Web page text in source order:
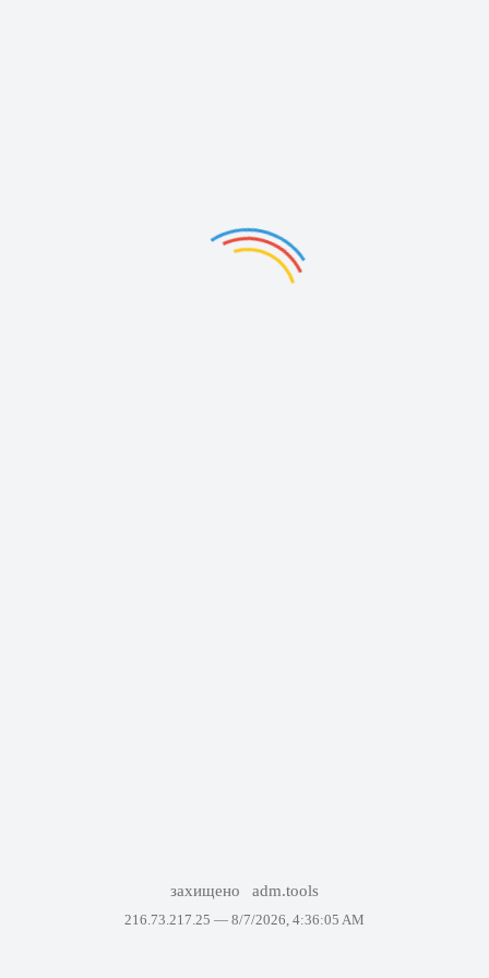
захищено adm.tools
216.73.217.25 — 8/7/2026, 4:36:05 AM